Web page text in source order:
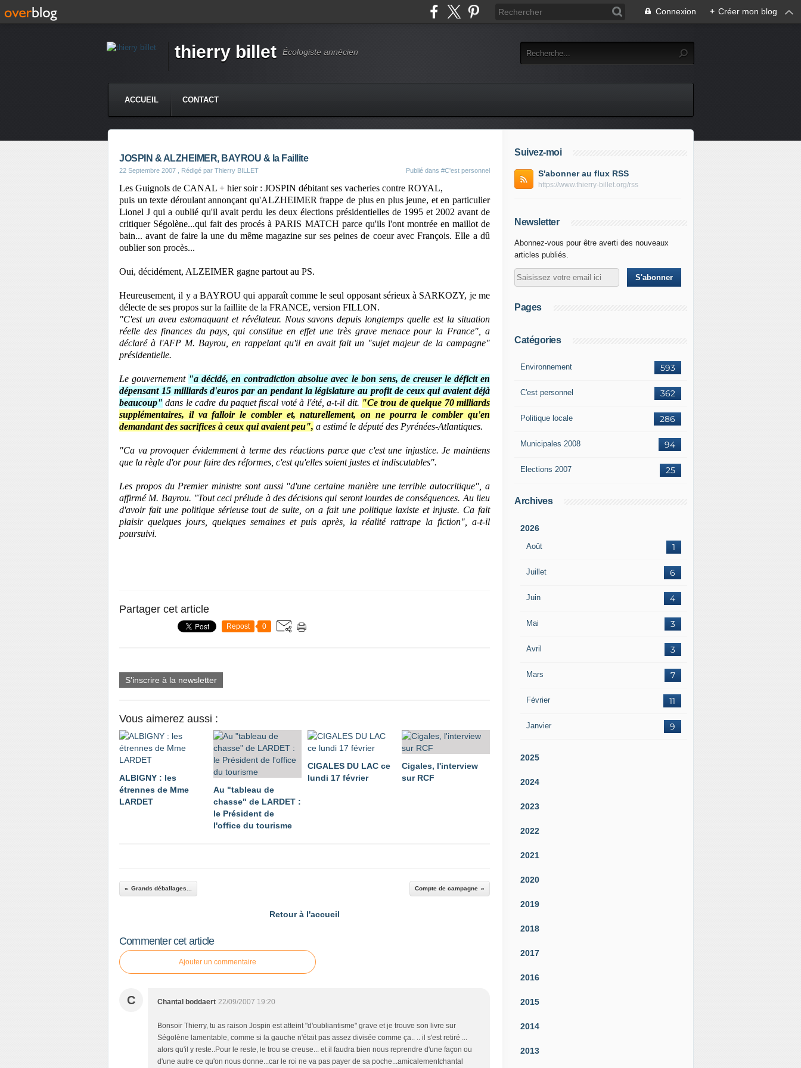
Connexion + Créer mon blog
thierry billet Écologiste annécien
ACCUEIL CONTACT
JOSPIN & ALZHEIMER, BAYROU & la Faillite
22 Septembre 2007 , Rédigé par Thierry BILLET Publié dans #C'est personnel
Les Guignols de CANAL + hier soir : JOSPIN débitant ses vacheries contre ROYAL,
puis un texte déroulant annonçant qu'ALZHEIMER frappe de plus en plus jeune, et en particulier
Lionel J qui a oublié qu'il avait perdu les deux élections présidentielles de 1995 et 2002 avant de
critiquer Ségolène...qui fait des procés à PARIS MATCH parce qu'ils l'ont montrée en maillot de
bain... avant de faire la une du même magazine sur ses peines de coeur avec François. Elle a dû
oublier son procès...
Oui, décidément, ALZEIMER gagne partout au PS.
Heureusement, il y a BAYROU qui apparaît comme le seul opposant sérieux à SARKOZY, je me
délecte de ses propos sur la faillite de la FRANCE, version FILLON.
"C'est un aveu estomaquant et révélateur. Nous savons depuis longtemps quelle est la situation
réelle des finances du pays, qui constitue en effet une très grave menace pour la France", a
déclaré à l'AFP M. Bayrou, en rappelant qu'il en avait fait un "sujet majeur de la campagne"
présidentielle.
Le gouvernement "a décidé, en contradiction absolue avec le bon sens, de creuser le déficit en
dépensant 15 milliards d'euros par an pendant la législature au profit de ceux qui avaient déjà
beaucoup" dans le cadre du paquet fiscal voté à l'été, a-t-il dit. "Ce trou de quelque 70 milliards
supplémentaires, il va falloir le combler et, naturellement, on ne pourra le combler qu'en
demandant des sacrifices à ceux qui avaient peu", a estimé le député des Pyrénées-Atlantiques.
"Ca va provoquer évidemment à terme des réactions parce que c'est une injustice. Je maintiens
que la règle d'or pour faire des réformes, c'est qu'elles soient justes et indiscutables".
Les propos du Premier ministre sont aussi "d'une certaine manière une terrible autocritique", a
affirmé M. Bayrou. "Tout ceci prélude à des décisions qui seront lourdes de conséquences. Au lieu
d'avoir fait une politique sérieuse tout de suite, on a fait une politique laxiste et injuste. Ca fait
plaisir quelques jours, quelques semaines et puis après, la réalité rattrape la fiction", a-t-il
poursuivi.
Partager cet article
Repost 0
S'inscrire à la newsletter
Vous aimerez aussi :
ALBIGNY : les
étrennes de Mme
LARDET
Au "tableau de
chasse" de LARDET :
le Président de
l'office du tourisme
CIGALES DU LAC ce
lundi 17 février
Cigales, l'interview
sur RCF
Grands déballages... Compte de campagne
Retour à l'accueil
Commenter cet article
Ajouter un commentaire
C Chantal boddaert 22/09/2007 19:20
Bonsoir Thierry, tu as raison Jospin est atteint "d'oubliantisme" grave et je trouve son livre sur
Ségolène lamentable, comme si la gauche n'était pas assez divisée comme ça.. .. il s'est retiré ...
alors qu'il y reste..Pour le reste, le trou se creuse... et il faudra bien nous reprendre d'une façon ou
d'une autre ce qu'on nous donne...car le roi ne va pas payer de sa poche...amicalementchantal
Suivez-moi
S'abonner au flux RSS
https://www.thierry-billet.org/rss
Newsletter
Abonnez-vous pour être averti des nouveaux
articles publiés.
Pages
Catégories
593
Environnement
362
C'est personnel
286
Politique locale
94
Municipales 2008
25
Elections 2007
Archives
2026
Août 1
Juillet 6
Juin 4
Mai 3
Avril 3
Mars 7
Février 11
Janvier 9
2025
2024
2023
2022
2021
2020
2019
2018
2017
2016
2015
2014
2013